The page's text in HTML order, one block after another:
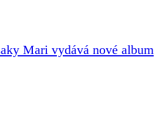
Mari vydává nové album